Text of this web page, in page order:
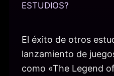
ESTUDIOS?
El éxito de otros
lanzamiento de
como «The Legend